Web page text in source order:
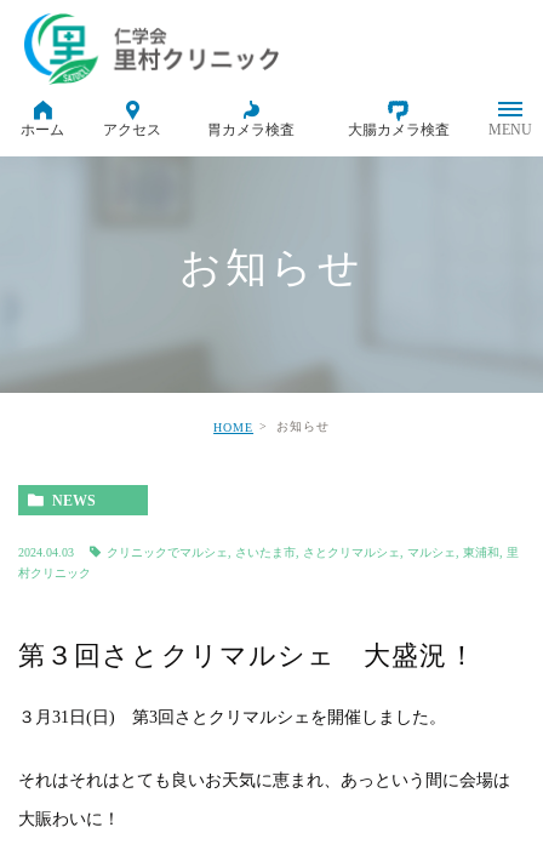
ホーム アクセス 胃カメラ検査 大腸カメラ検査
お知らせ
HOME お知らせ
NEWS
2024.04.03 クリニックでマルシェ, さいたま市, さとクリマルシェ, マルシェ, 東浦和, 里
村クリニック
第３回さとクリマルシェ 大盛況！
３月31日(日) 第3回さとクリマルシェを開催しました。
それはそれはとても良いお天気に恵まれ、あっという間に会場は
大賑わいに！